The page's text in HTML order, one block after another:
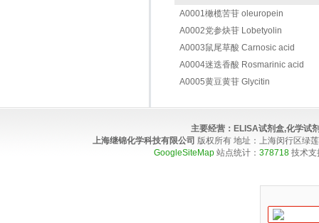
A0001橄榄苦苷 oleuropein
A0002党参炔苷 Lobetyolin
A0003鼠尾草酸 Carnosic acid
A0004迷迭香酸 Rosmarinic acid
A0005黄豆黄苷 Glycitin
主要经营： ELISA试剂盒,化学试
上海继锦化学科技有限公司 版权所有 地址：上海闵行区绿
GoogleSiteMap 站点统计： 378718 技术支